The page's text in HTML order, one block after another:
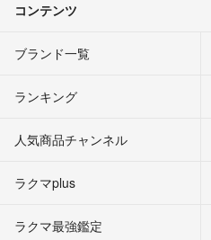
コンテンツ
ブランド一覧
ランキング
人気商品チャンネル
ラクマplus
ラクマ最強鑑定